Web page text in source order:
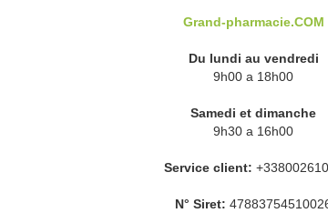
Grand-pharmacie.COM
Du lundi au vendredi
9h00 a 18h00
Samedi et dimanche
9h30 a 16h00
Service client:
N° Siret: